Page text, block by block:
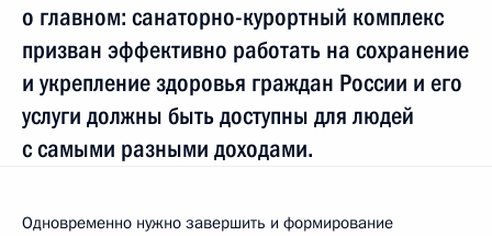
о главном: санаторно-курортный комплекс
призван эффективно работать на сохранение
и укрепление здоровья граждан России и его
услуги должны быть доступны для людей
с самыми разными доходами.
Одновременно нужно завершить и формирование